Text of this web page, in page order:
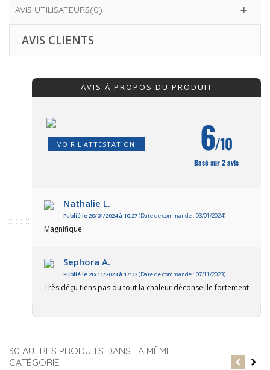
AVIS UTILISATEURS(0)
AVIS CLIENTS
AVIS À PROPOS DU PRODUIT
VOIR L'ATTESTATION 6/10
Basé sur 2 avis
Nathalie L.
Publié le 20/01/2024 à 10:27(Date de commande : 03/01/2024)
Magnifique
Sephora A.
Publié le 20/11/2023 à 17:32(Date de commande : 07/11/2023)
Très déçu tiens pas du tout la chaleur déconseille fortement
30 AUTRES PRODUITS DANS LA MÊME
CATÉGORIE :